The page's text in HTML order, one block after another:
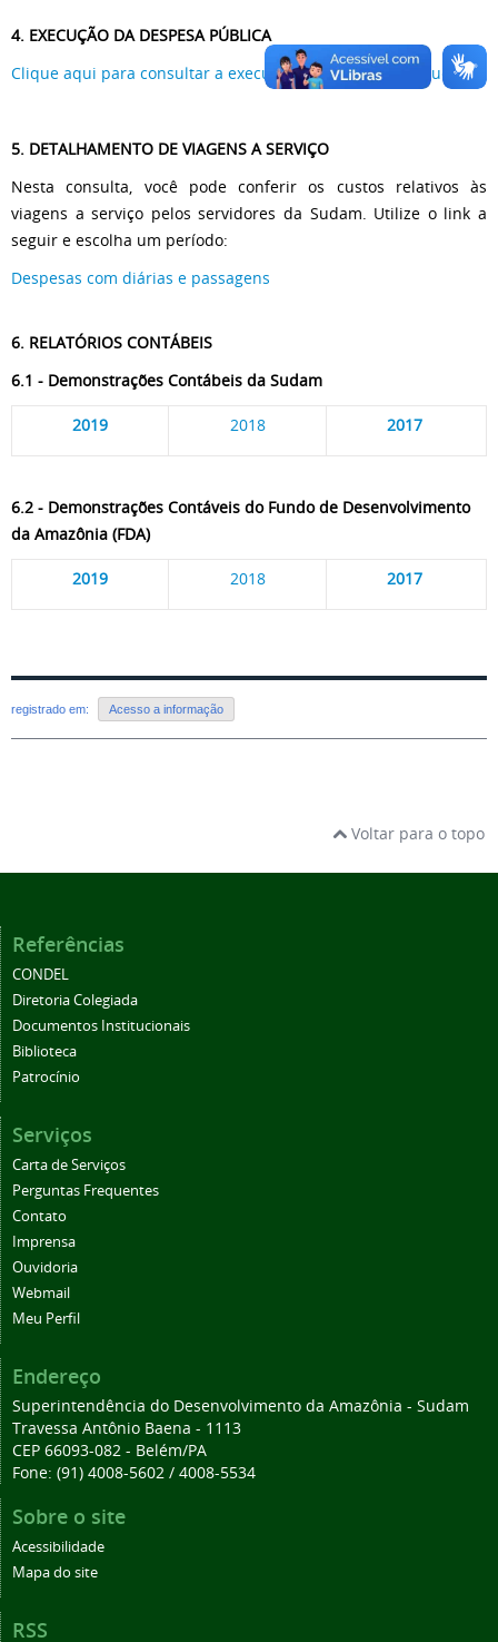
4. EXECUÇÃO DA DESPESA PÚBLICA
Clique aqui para consultar a execução da despesas da Sudam
5. DETALHAMENTO DE VIAGENS A SERVIÇO
Nesta consulta, você pode conferir os custos relativos às
viagens a serviço pelos servidores da Sudam. Utilize o link a
seguir e escolha um período:
Despesas com diárias e passagens
6. RELATÓRIOS CONTÁBEIS
6.1 - Demonstrações Contábeis da Sudam
2019 2018 2017
6.2 - Demonstrações Contáveis do Fundo de Desenvolvimento
da Amazônia (FDA)
2019 2018 2017
registrado em: Acesso a informação
Voltar para o topo
Referências
CONDEL
Diretoria Colegiada
Documentos Institucionais
Biblioteca
Patrocínio
Serviços
Carta de Serviços
Perguntas Frequentes
Contato
Imprensa
Ouvidoria
Webmail
Meu Perfil
Endereço
Superintendência do Desenvolvimento da Amazônia - Sudam
Travessa Antônio Baena - 1113
CEP 66093-082 - Belém/PA
Fone: (91) 4008-5602 / 4008-5534
Sobre o site
Acessibilidade
Mapa do site
RSS